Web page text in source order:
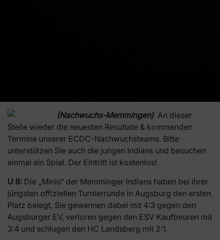
(Nachwuchs-Memmingen) An dieser
Stelle wieder die neuesten Resultate & kommenden
Termine unserer ECDC-Nachwuchsteams. Bitte
unterstützen Sie auch die jungen Indians und besuchen
einmal ein Spiel. Der Eintritt ist kostenlos!
U 8: Die „Minis“ der Memminger Indians haben bei ihrer
jüngsten offiziellen Turnierrunde in Augsburg den ersten
Platz belegt. Sie gewannen dabei mit 4:3 gegen den
Augsburger EV, verloren gegen den ESV Kaufbeuren mit
3:4 und schlugen den HC Landsberg mit 2:1.